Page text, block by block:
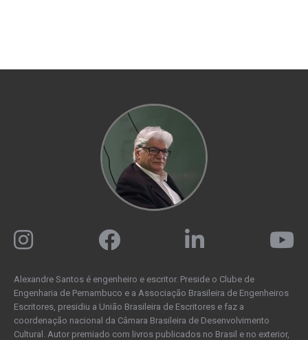
Alexandre Santos é engenheiro e escritor. Preside o Clube de
Engenharia de Pernambuco e a Associação Brasileira de Engenheiros
Escritores, presidiu a União Brasileira de Escritores e faz a
coordenação nacional da Câmara Brasileira de Desenvolvimento
Cultural. Autor premiado com livros publicados no Brasil e no exterior,